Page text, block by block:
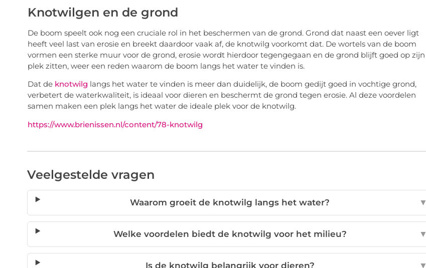
Knotwilgen en de grond
De boom speelt ook nog een cruciale rol in het beschermen van de grond. Grond dat naast een oever ligt
heeft veel last van erosie en breekt daardoor vaak af, de knotwilg voorkomt dat. De wortels van de boom
vormen een sterke muur voor de grond, erosie wordt hierdoor tegengegaan en de grond blijft goed op zijn
plek zitten, weer een reden waarom de boom langs het water te vinden is.
Dat de knotwilg langs het water te vinden is meer dan duidelijk, de boom gedijt goed in vochtige grond,
verbetert de waterkwaliteit, is ideaal voor dieren en beschermt de grond tegen erosie. Al deze voordelen
samen maken een plek langs het water de ideale plek voor de knotwilg.
https://www.brienissen.nl/content/78-knotwilg
Veelgestelde vragen
Waarom groeit de knotwilg langs het water? ▼
Welke voordelen biedt de knotwilg voor het milieu? ▼
Is de knotwilg belangrijk voor dieren? ▼